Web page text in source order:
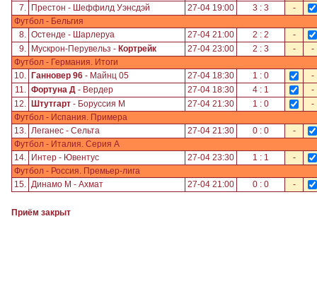
7.
Престон - Шеффилд Уэнcдэй 27-04 19:00 3 : 3
-
Футбол - Бельгия
8. Остенде - Шарлеруа 27-04 21:00 2 : 2
-
9.
Мускрон-Перувельз - Кортрейк 27-04 23:00 2 : 3 -
-
Футбол - Германия. Итоги
10.
Ганновер 96 - Майнц 05 27-04 18:30 1 : 0
-
11. Фортуна Д - Вердер 27-04 18:30 4 : 1
-
12.
Штутгарт - Боруссия М 27-04 21:30 1 : 0
-
Футбол - Испания. Примера
13. Леганес - Сельта 27-04 21:30 0 : 0
-
Футбол - Италия. Серия А
14.
Интер - Ювентус 27-04 23:30 1 : 1
-
Футбол - Россия. Премьер-лига
15. Динамо М - Ахмат 27-04 21:00 0 : 0 -
Приём закрыт